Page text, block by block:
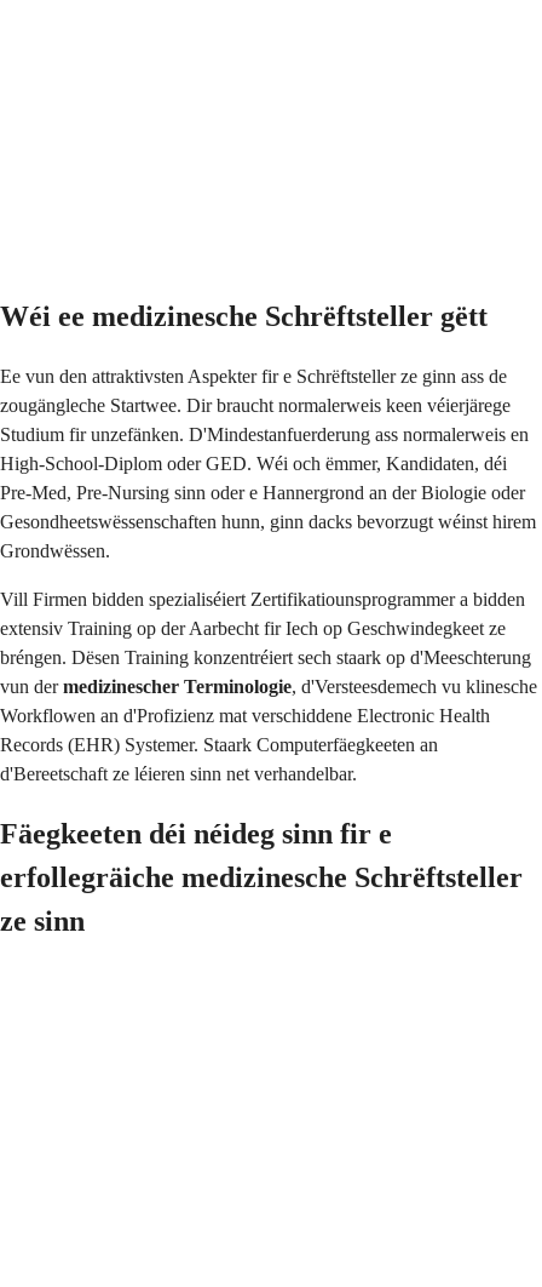
Wéi ee medizinesche Schrëftsteller gëtt
Ee vun den attraktivsten Aspekter fir e Schrëftsteller ze ginn ass de
zougängleche Startwee. Dir braucht normalerweis keen véierjärege
Studium fir unzefänken. D'Mindestanfuerderung ass normalerweis en
High-School-Diplom oder GED. Wéi och ëmmer, Kandidaten, déi
Pre-Med, Pre-Nursing sinn oder e Hannergrond an der Biologie oder
Gesondheetswëssenschaften hunn, ginn dacks bevorzugt wéinst hirem
Grondwëssen.
Vill Firmen bidden spezialiséiert Zertifikatiounsprogrammer a bidden
extensiv Training op der Aarbecht fir Iech op Geschwindegkeet ze
bréngen. Dësen Training konzentréiert sech staark op d'Meeschterung
vun dermedizinescher Terminologie, d'Versteesdemech vu klinesche
Workflowen an d'Profizienz mat verschiddene Electronic Health
Records (EHR) Systemer. Staark Computerfäegkeeten an
d'Bereetschaft ze léieren sinn net verhandelbar.
Fäegkeeten déi néideg sinn fir e
erfollegräiche medizinesche Schrëftsteller
ze sinn